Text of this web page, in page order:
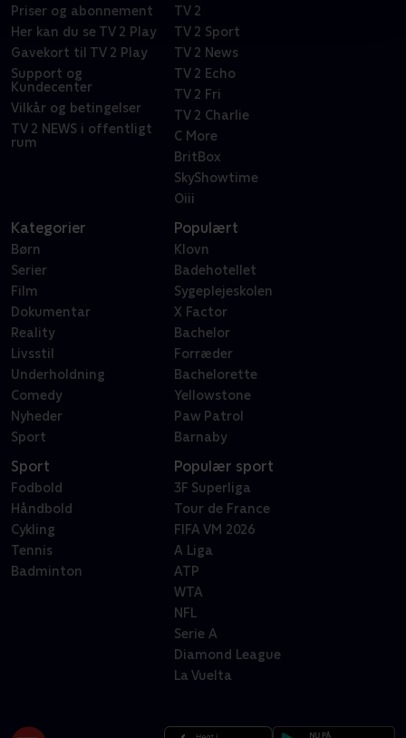
Priser og abonnement
Her kan du se TV 2 Play
Gavekort til TV 2 Play
Support og
Kundecenter
Vilkår og betingelser
TV 2 NEWS i offentligt
rum
TV 2
TV 2 Sport
TV 2 News
TV 2 Echo
TV 2 Fri
TV 2 Charlie
C More
BritBox
SkyShowtime
Oiii
Kategorier
Børn
Serier
Film
Dokumentar
Reality
Livsstil
Underholdning
Comedy
Nyheder
Sport
Populært
Klovn
Badehotellet
Sygeplejeskolen
X Factor
Bachelor
Forræder
Bachelorette
Yellowstone
Paw Patrol
Barnaby
Sport
Fodbold
Håndbold
Cykling
Tennis
Badminton
Populær sport
3F Superliga
Tour de France
FIFA VM 2026
A Liga
ATP
WTA
NFL
Serie A
Diamond League
La Vuelta